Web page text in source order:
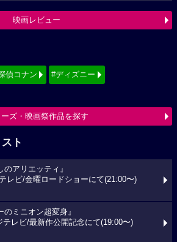
映画レビュー
偵コナン #ディズニー
ーズ・映画祭作品を探す
ト
のアリエッティ』
レビ/金曜ロードショーにて(21:00〜)
のミニオン超変身』
テレビ/最新作公開記念にて(19:00〜)